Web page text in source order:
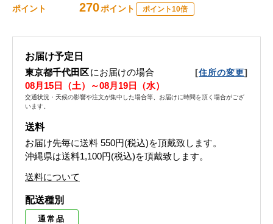
ポイント 270ポイント ポイント10倍
お届け予定日
東京都千代田区にお届けの場合 [住所の変更]
08月15日（土）～08月19日（水）
交通状況・天候の影響や注文が集中した場合等、お届けに時間を頂く場合がござ
います。
送料
お届け先毎に送料 550円(税込)を頂戴致します。
沖縄県は送料1,100円(税込)を頂戴致します。
送料について
配送種別
通常品